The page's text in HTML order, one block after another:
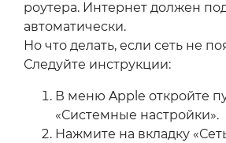
роутера. Интернет должен
автоматически.
Но что делать, если сеть не
Следуйте инструкции:
В меню Apple откройте
«Системные настройки».
Нажмите на вкладку